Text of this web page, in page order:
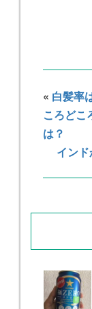
« 白髪率
ころどこ
は？
イン